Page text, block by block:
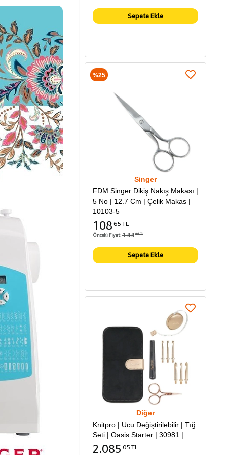
Sepete Ekle
Singer
FDM Singer Dikiş Nakış Makası |
5 No | 12.7 Cm | Çelik Makas |
10103-5
108 65 TL
Önceki Fiyat:144 86 TL
Sepete Ekle
%25
Diğer
Knitpro | Ucu Değiştirilebilir | Tığ
Seti | Oasis Starter | 30981 |
2.085 05 TL